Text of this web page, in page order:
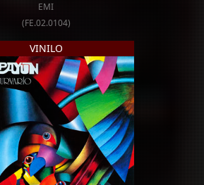
EMI
(FE.02.0104)
VINILO